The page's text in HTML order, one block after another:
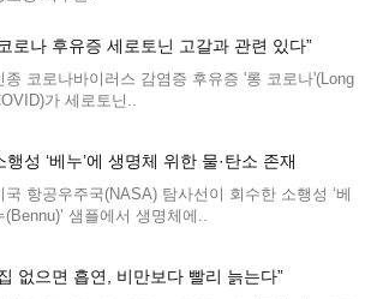
로나 후유증 세로토닌 고갈과 관련 있다”
종 코로나바이러스 감염증 후유증 '롱 코로나'(Long
가 세로토닌..
행성 ‘베누’에 생명체 위한 물·탄소 존재
국 항공우주국(NASA) 탐사선이 회수한 소행성 ‘베
(Bennu)’ 샘플에서 생명체에..
없으면 흡연, 비만보다 빨리 늙는다”